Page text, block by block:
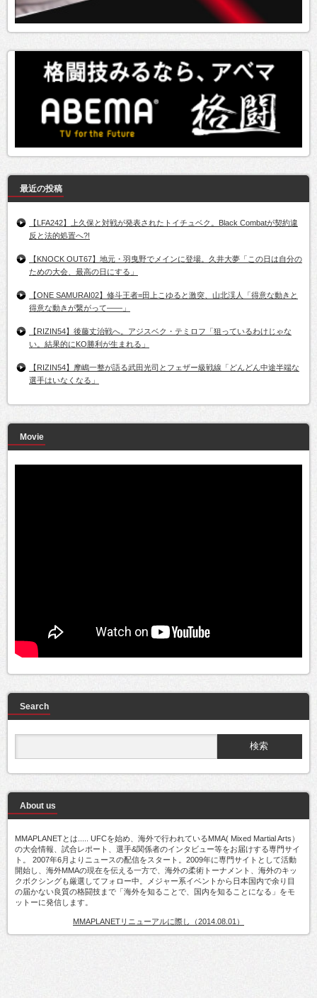
最近の投稿
【LFA242】上久保と対戦が発表されたトイチュベク。Black Combatが契約違
反と法的処置へ?!
【KNOCK OUT67】地元・羽曳野でメインに登場。久井大夢「この日は自分の
ための大会、最高の日にする」
【ONE SAMURAI02】修斗王者=田上こゆると激突、山北渓人「得意な動きと
得意な動きが繋がって――」
【RIZIN54】後藤丈治戦へ。アジスベク・テミロフ「狙っているわけじゃな
い。結果的にKO勝利が生まれる」
【RIZIN54】摩嶋一整が語る武田光司とフェザー級戦線「どんどん中途半端な
選手はいなくなる」
Movie
Search
About us
MMAPLANETとは..... UFCを始め、海外で行われているMMA( Mixed Martial Arts）
の大会情報、試合レポート、選手&関係者のインタビュー等をお届けする専門サイ
ト。 2007年6月よりニュースの配信をスタート。2009年に専門サイトとして活動
開始し、海外MMAの現在を伝える一方で、海外の柔術トーナメント、海外のキッ
クボクシングも厳選してフォロー中。メジャー系イベントから日本国内で余り目
の届かない良質の格闘技まで「海外を知ることで、国内を知ることになる」をモ
ットーに発信します。
MMAPLANETリニューアルに際し（2014.08.01）